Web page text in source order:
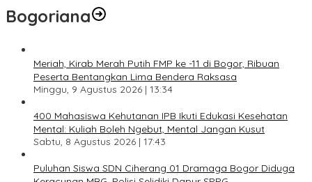
Bogoriana
Meriah, Kirab Merah Putih FMP ke -11 di Bogor, Ribuan
Peserta Bentangkan Lima Bendera Raksasa
Minggu, 9 Agustus 2026 | 13:34
400 Mahasiswa Kehutanan IPB Ikuti Edukasi Kesehatan
Mental: Kuliah Boleh Ngebut, Mental Jangan Kusut
Sabtu, 8 Agustus 2026 | 17:43
Puluhan Siswa SDN Ciherang 01 Dramaga Bogor Diduga